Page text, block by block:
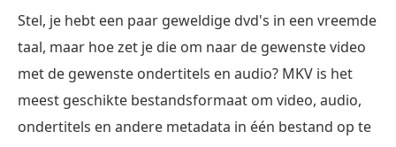
Stel, je hebt een paar geweldige dvd's in een vreemde
taal, maar hoe zet je die om naar de gewenste video
met de gewenste ondertitels en audio? MKV is het
meest geschikte bestandsformaat om video, audio,
ondertitels en andere metadata in één bestand op te